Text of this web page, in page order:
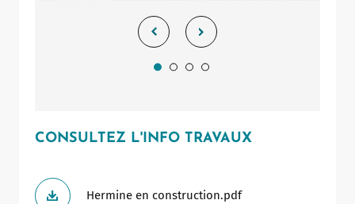
CONSULTEZ L'INFO TRAVAUX
Hermine en construction.pdf